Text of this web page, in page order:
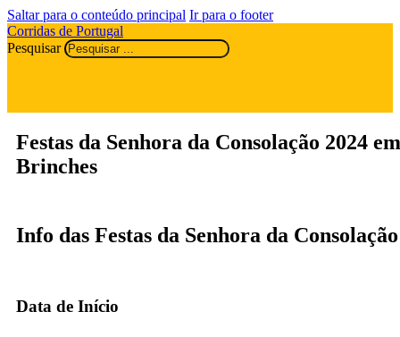
Saltar para o conteúdo principal Ir para o footer
Corridas de Portugal
Pesquisar
Festas da Senhora da Consolação 2024 em
Brinches
Info das Festas da Senhora da Consolação
Data de Início